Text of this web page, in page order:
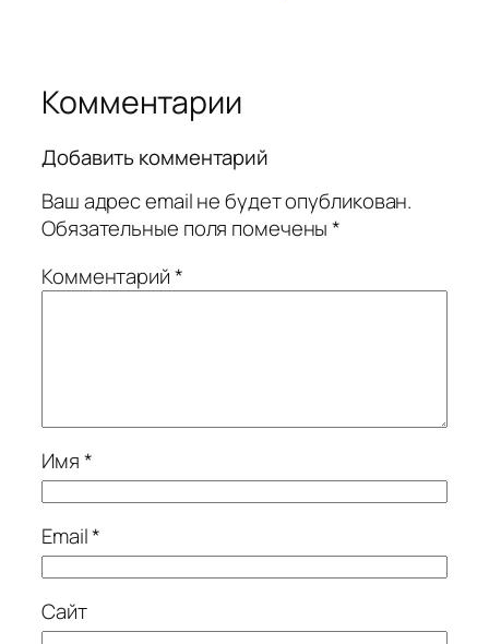
Комментарии
Добавить комментарий
Ваш адрес email не будет опубликован.
Обязательные поля помечены*
Комментарий*
Имя*
Email*
Сайт